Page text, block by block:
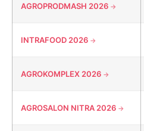
AGROPRODMASH 2026
INTRAFOOD 2026
AGROKOMPLEX 2026
AGROSALON NITRA 2026